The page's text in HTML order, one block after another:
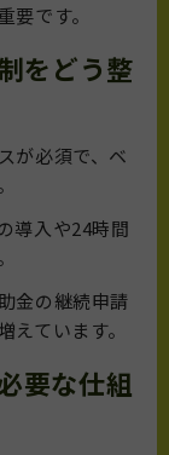
です。
をどう整
が必須で、ベ
導入や24時間
金の継続申請
ています。
要な仕組